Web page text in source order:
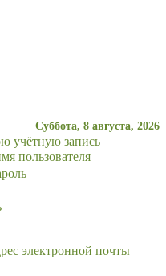
Суббота, 8 августа, 2026
учётную запись
пользователя
электронной почты